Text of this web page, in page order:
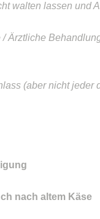
lassen und Arzt
Ärztliche
(aber nicht jeder
nach altem Käse